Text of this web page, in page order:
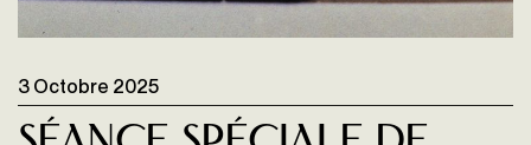
3 Octobre 2025